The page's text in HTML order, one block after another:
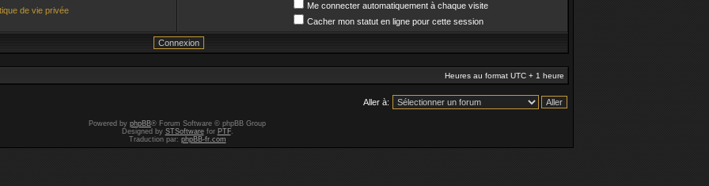
de vie privée
Me connecter automatiquement à chaque visite
Cacher mon statut en ligne pour cette session
Heures au format UTC + 1 heure
Aller à:
Powered by phpBB® Forum Software © phpBB Group
Designed by STSoftwarefor PTF.
Traduction par: phpBB-fr.com